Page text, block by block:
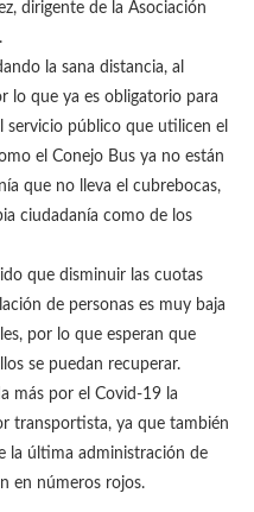
dirigente de la Asociación
la sana distancia, al
lo que ya es obligatorio para
servicio público que utilicen el
el Conejo Bus ya no están
que no lleva el cubrebocas,
ciudadanía como de los
que disminuir las cuotas
de personas es muy baja
por lo que esperan que
se puedan recuperar.
más por el Covid-19 la
transportista, ya que también
la última administración de
en números rojos.